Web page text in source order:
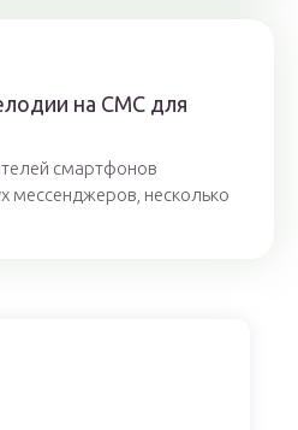
на СМС для
смартфонов
мессенджеров, несколько